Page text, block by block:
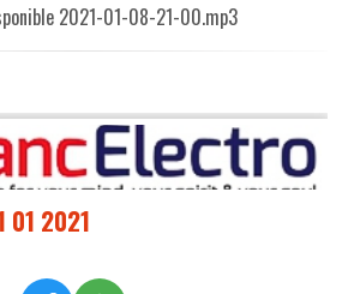
2021-01-08-21-00.mp3
01 2021